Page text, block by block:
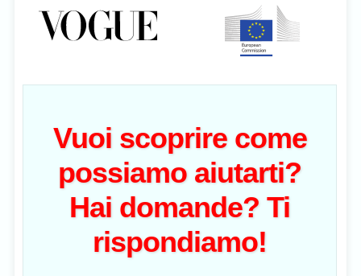
Vuoi scoprire come
possiamo aiutarti?
Hai domande? Ti
rispondiamo!